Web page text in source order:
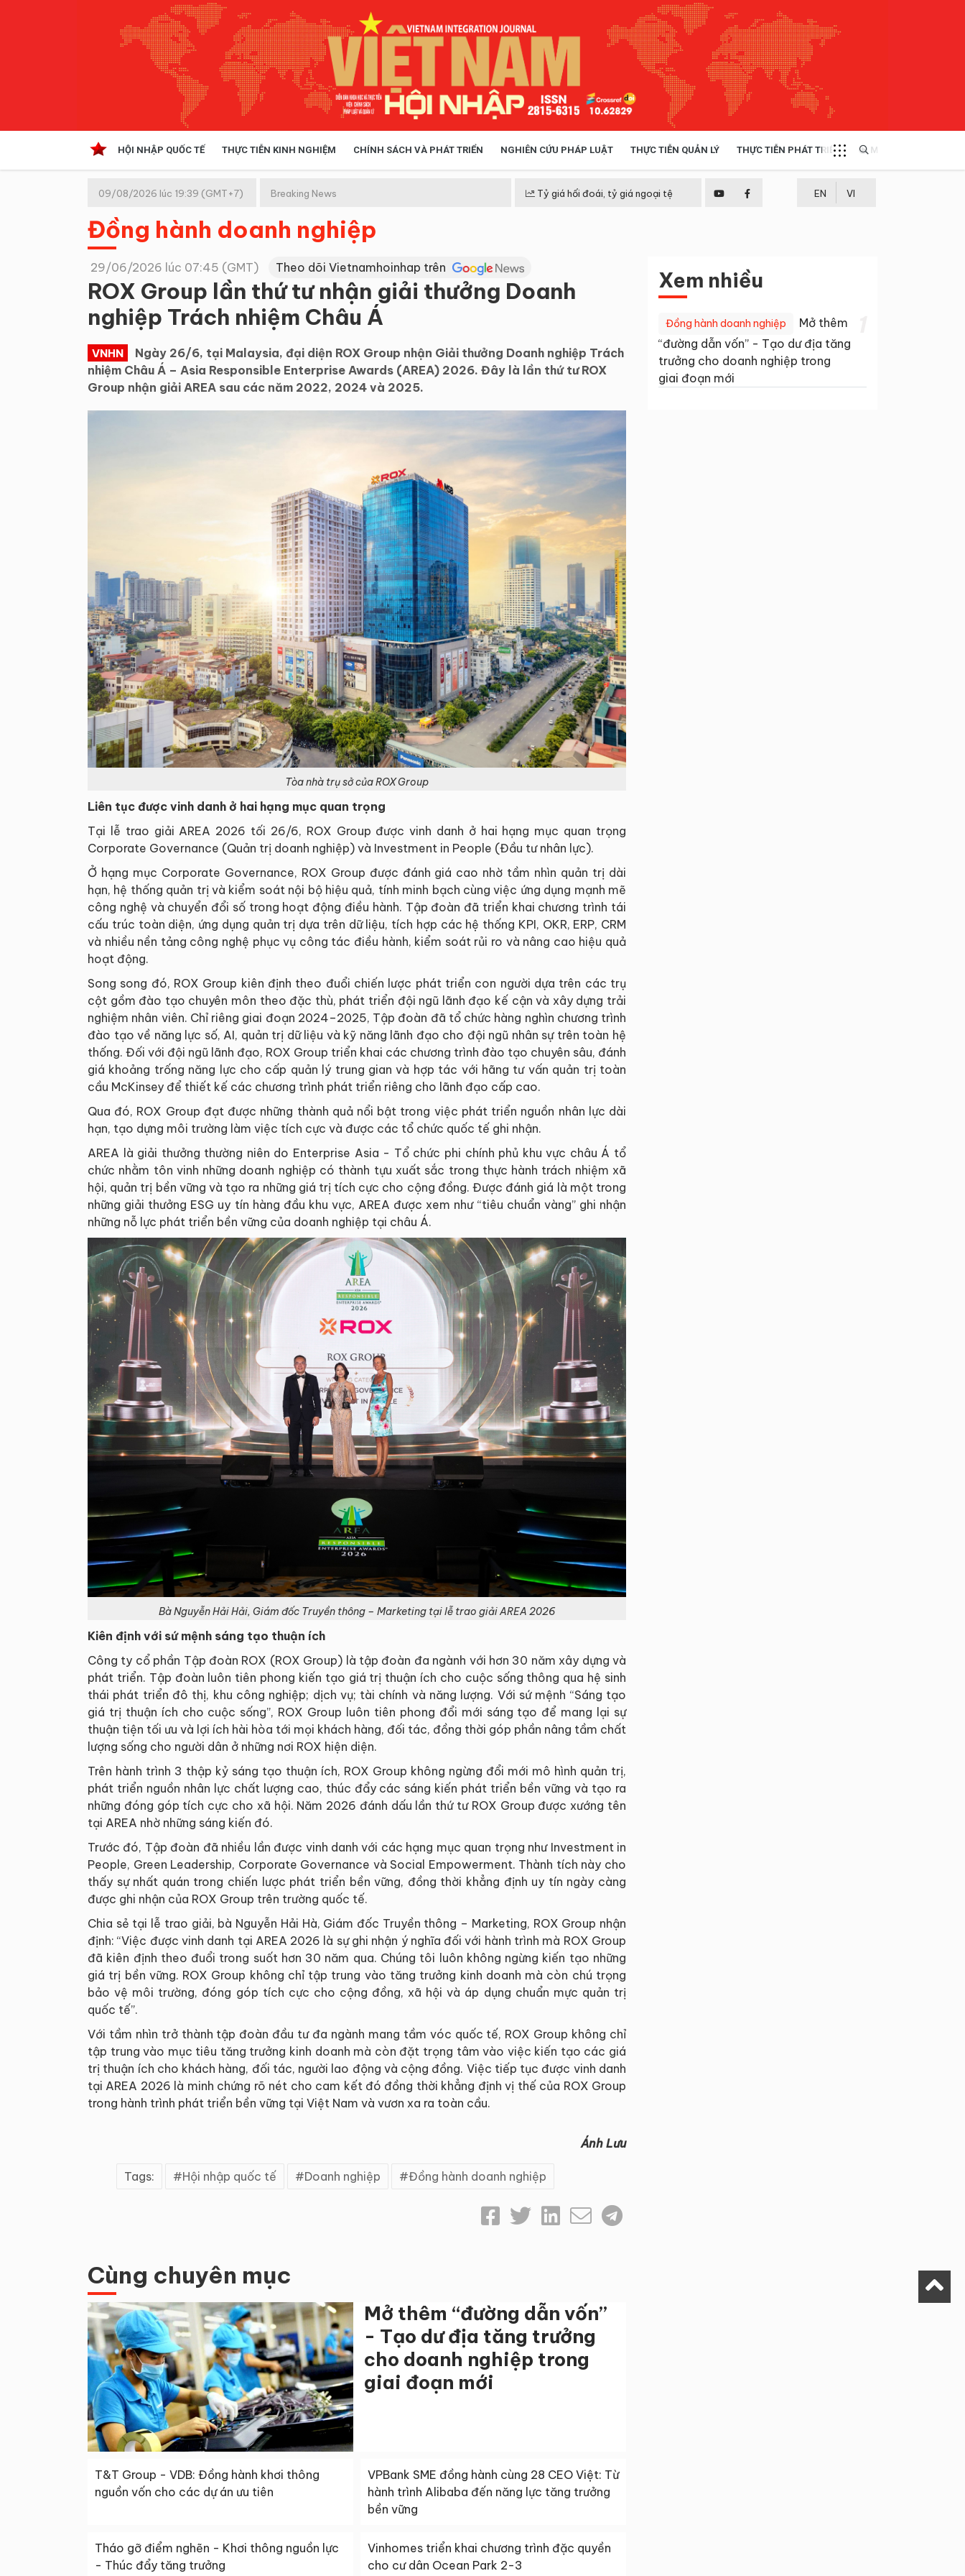
HỘI NHẬP QUỐC TẾ THỰC TIỄN KINH NGHIỆM CHÍNH SÁCH VÀ PHÁT TRIỂN NGHIÊN CỨU PHÁP LUẬT THỰC TIỄN QUẢN LÝ THỰC TIỄN PHÁT TRIỂN MULTIMEDIA
Kinh tế hội nhập
Doanh nghiệp
09/08/2026 lúc 19:39 (GMT+7) Breaking News Tỷ giá hối đoái, tỷ giá ngoại tệ EN VI
Đồng hành doanh nghiệp
29/06/2026 lúc 07:45 (GMT) Theo dõi Vietnamhoinhap trên
ROX Group lần thứ tư nhận giải thưởng Doanh
nghiệp Trách nhiệm Châu Á
VNHN
Ngày 26/6, tại Malaysia, đại diện ROX Group nhận Giải thưởng Doanh nghiệp Trách
nhiệm Châu Á – Asia Responsible Enterprise Awards (AREA) 2026. Đây là lần thứ tư ROX
Group nhận giải AREA sau các năm 2022, 2024 và 2025.
Tòa nhà trụ sở của ROX Group
Liên tục được vinh danh ở hai hạng mục quan trọng
Tại lễ trao giải AREA 2026 tối 26/6, ROX Group được vinh danh ở hai hạng mục quan trọng
Corporate Governance (Quản trị doanh nghiệp) và Investment in People (Đầu tư nhân lực).
Ở hạng mục Corporate Governance, ROX Group được đánh giá cao nhờ tầm nhìn quản trị dài
hạn, hệ thống quản trị và kiểm soát nội bộ hiệu quả, tính minh bạch cùng việc ứng dụng mạnh mẽ
công nghệ và chuyển đổi số trong hoạt động điều hành. Tập đoàn đã triển khai chương trình tái
cấu trúc toàn diện, ứng dụng quản trị dựa trên dữ liệu, tích hợp các hệ thống KPI, OKR, ERP, CRM
và nhiều nền tảng công nghệ phục vụ công tác điều hành, kiểm soát rủi ro và nâng cao hiệu quả
hoạt động.
Song song đó, ROX Group kiên định theo đuổi chiến lược phát triển con người dựa trên các trụ
cột gồm đào tạo chuyên môn theo đặc thù, phát triển đội ngũ lãnh đạo kế cận và xây dựng trải
nghiệm nhân viên. Chỉ riêng giai đoạn 2024–2025, Tập đoàn đã tổ chức hàng nghìn chương trình
đào tạo về năng lực số, AI, quản trị dữ liệu và kỹ năng lãnh đạo cho đội ngũ nhân sự trên toàn hệ
thống. Đối với đội ngũ lãnh đạo, ROX Group triển khai các chương trình đào tạo chuyên sâu, đánh
giá khoảng trống năng lực cho cấp quản lý trung gian và hợp tác với hãng tư vấn quản trị toàn
cầu McKinsey để thiết kế các chương trình phát triển riêng cho lãnh đạo cấp cao.
Qua đó, ROX Group đạt được những thành quả nổi bật trong việc phát triển nguồn nhân lực dài
hạn, tạo dựng môi trường làm việc tích cực và được các tổ chức quốc tế ghi nhận.
AREA là giải thưởng thường niên do Enterprise Asia - Tổ chức phi chính phủ khu vực châu Á tổ
chức nhằm tôn vinh những doanh nghiệp có thành tựu xuất sắc trong thực hành trách nhiệm xã
hội, quản trị bền vững và tạo ra những giá trị tích cực cho cộng đồng. Được đánh giá là một trong
những giải thưởng ESG uy tín hàng đầu khu vực, AREA được xem như “tiêu chuẩn vàng” ghi nhận
những nỗ lực phát triển bền vững của doanh nghiệp tại châu Á.
Bà Nguyễn Hải Hải, Giám đốc Truyền thông – Marketing tại lễ trao giải AREA 2026
Kiên định với sứ mệnh sáng tạo thuận ích
Công ty cổ phần Tập đoàn ROX (ROX Group) là tập đoàn đa ngành với hơn 30 năm xây dựng và
phát triển. Tập đoàn luôn tiên phong kiến tạo giá trị thuận ích cho cuộc sống thông qua hệ sinh
thái phát triển đô thị, khu công nghiệp; dịch vụ; tài chính và năng lượng. Với sứ mệnh “Sáng tạo
giá trị thuận ích cho cuộc sống”, ROX Group luôn tiên phong đổi mới sáng tạo để mang lại sự
thuận tiện tối ưu và lợi ích hài hòa tới mọi khách hàng, đối tác, đồng thời góp phần nâng tầm chất
lượng sống cho người dân ở những nơi ROX hiện diện.
Trên hành trình 3 thập kỷ sáng tạo thuận ích, ROX Group không ngừng đổi mới mô hình quản trị,
phát triển nguồn nhân lực chất lượng cao, thúc đẩy các sáng kiến phát triển bền vững và tạo ra
những đóng góp tích cực cho xã hội. Năm 2026 đánh dấu lần thứ tư ROX Group được xướng tên
tại AREA nhờ những sáng kiến đó.
Trước đó, Tập đoàn đã nhiều lần được vinh danh với các hạng mục quan trọng như Investment in
People, Green Leadership, Corporate Governance và Social Empowerment. Thành tích này cho
thấy sự nhất quán trong chiến lược phát triển bền vững, đồng thời khẳng định uy tín ngày càng
được ghi nhận của ROX Group trên trường quốc tế.
Chia sẻ tại lễ trao giải, bà Nguyễn Hải Hà, Giám đốc Truyền thông – Marketing, ROX Group nhận
định: “Việc được vinh danh tại AREA 2026 là sự ghi nhận ý nghĩa đối với hành trình mà ROX Group
đã kiên định theo đuổi trong suốt hơn 30 năm qua. Chúng tôi luôn không ngừng kiến tạo những
giá trị bền vững. ROX Group không chỉ tập trung vào tăng trưởng kinh doanh mà còn chú trọng
bảo vệ môi trường, đóng góp tích cực cho cộng đồng, xã hội và áp dụng chuẩn mực quản trị
quốc tế”.
Với tầm nhìn trở thành tập đoàn đầu tư đa ngành mang tầm vóc quốc tế, ROX Group không chỉ
tập trung vào mục tiêu tăng trưởng kinh doanh mà còn đặt trọng tâm vào việc kiến tạo các giá
trị thuận ích cho khách hàng, đối tác, người lao động và cộng đồng. Việc tiếp tục được vinh danh
tại AREA 2026 là minh chứng rõ nét cho cam kết đó đồng thời khẳng định vị thế của ROX Group
trong hành trình phát triển bền vững tại Việt Nam và vươn xa ra toàn cầu.
Ánh Lưu
Tags: Hội nhập quốc tế Doanh nghiệp Đồng hành doanh nghiệp
Cùng chuyên mục
Mở thêm “đường dẫn vốn”
- Tạo dư địa tăng trưởng
cho doanh nghiệp trong
giai đoạn mới
T&T Group - VDB: Đồng hành khơi thông
nguồn vốn cho các dự án ưu tiên
VPBank SME đồng hành cùng 28 CEO Việt: Từ
hành trình Alibaba đến năng lực tăng trưởng
bền vững
Tháo gỡ điểm nghẽn - Khơi thông nguồn lực
- Thúc đẩy tăng trưởng
Vinhomes triển khai chương trình đặc quyền
cho cư dân Ocean Park 2-3
Xem nhiều
Đồng hành doanh nghiệp
Mở thêm
“đường dẫn vốn” - Tạo dư địa tăng
trưởng cho doanh nghiệp trong
giai đoạn mới